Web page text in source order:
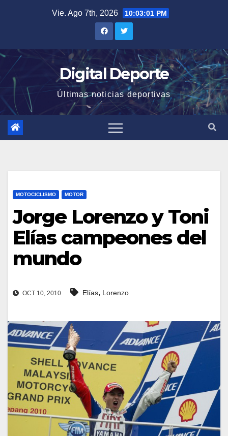
Vie. Ago 7th, 2026 10:03:02 PM
Digital Deporte
Últimas noticias deportivas
MOTOCICLISMO MOTOR
Jorge Lorenzo y Toni
Elías campeones del
mundo
OCT 10, 2010 Elías, Lorenzo